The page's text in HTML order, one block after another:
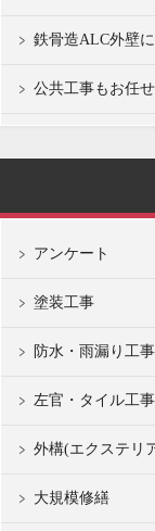
鉄骨造ALC外壁
公共工事もお任
アンケート
塗装工事
防水・雨漏り工事
左官・タイル工事
外構(エクステリ
大規模修繕